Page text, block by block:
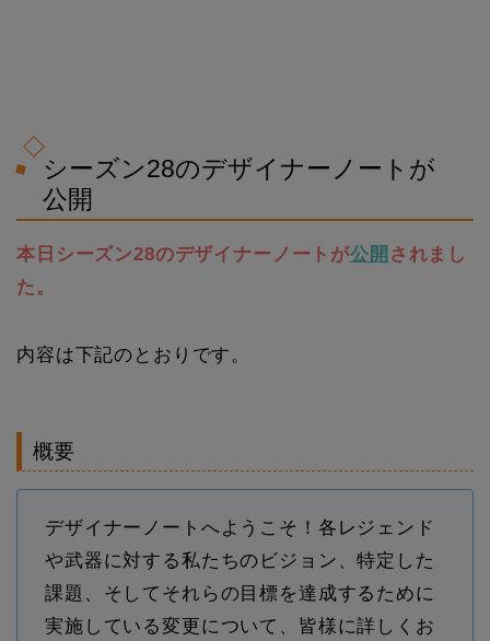
シーズン28のデザイナーノートが
公開
本日シーズン28のデザイナーノートが公開 されまし
た。
内容は下記のとおりです。
概要
デザイナーノートへようこそ！各レジェンド
や武器に対する私たちのビジョン、特定した
課題、そしてそれらの目標を達成するために
実施している変更について、皆様に詳しくお